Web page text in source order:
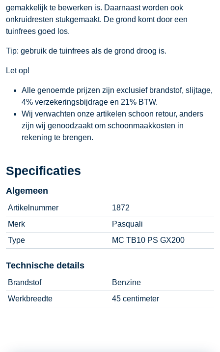
gemakkelijk te bewerken is. Daarnaast worden ook
onkruidresten stukgemaakt. De grond komt door een
tuinfrees goed los.
Tip: gebruik de tuinfrees als de grond droog is.
Let op!
Alle genoemde prijzen zijn exclusief brandstof, slijtage,
4% verzekeringsbijdrage en 21% BTW.
Wij verwachten onze artikelen schoon retour, anders
zijn wij genoodzaakt om schoonmaakkosten in
rekening te brengen.
Specificaties
Algemeen
Artikelnummer
1872
Merk
Pasquali
Type
MC TB10 PS GX200
Technische details
Brandstof
Benzine
Werkbreedte
45 centimeter